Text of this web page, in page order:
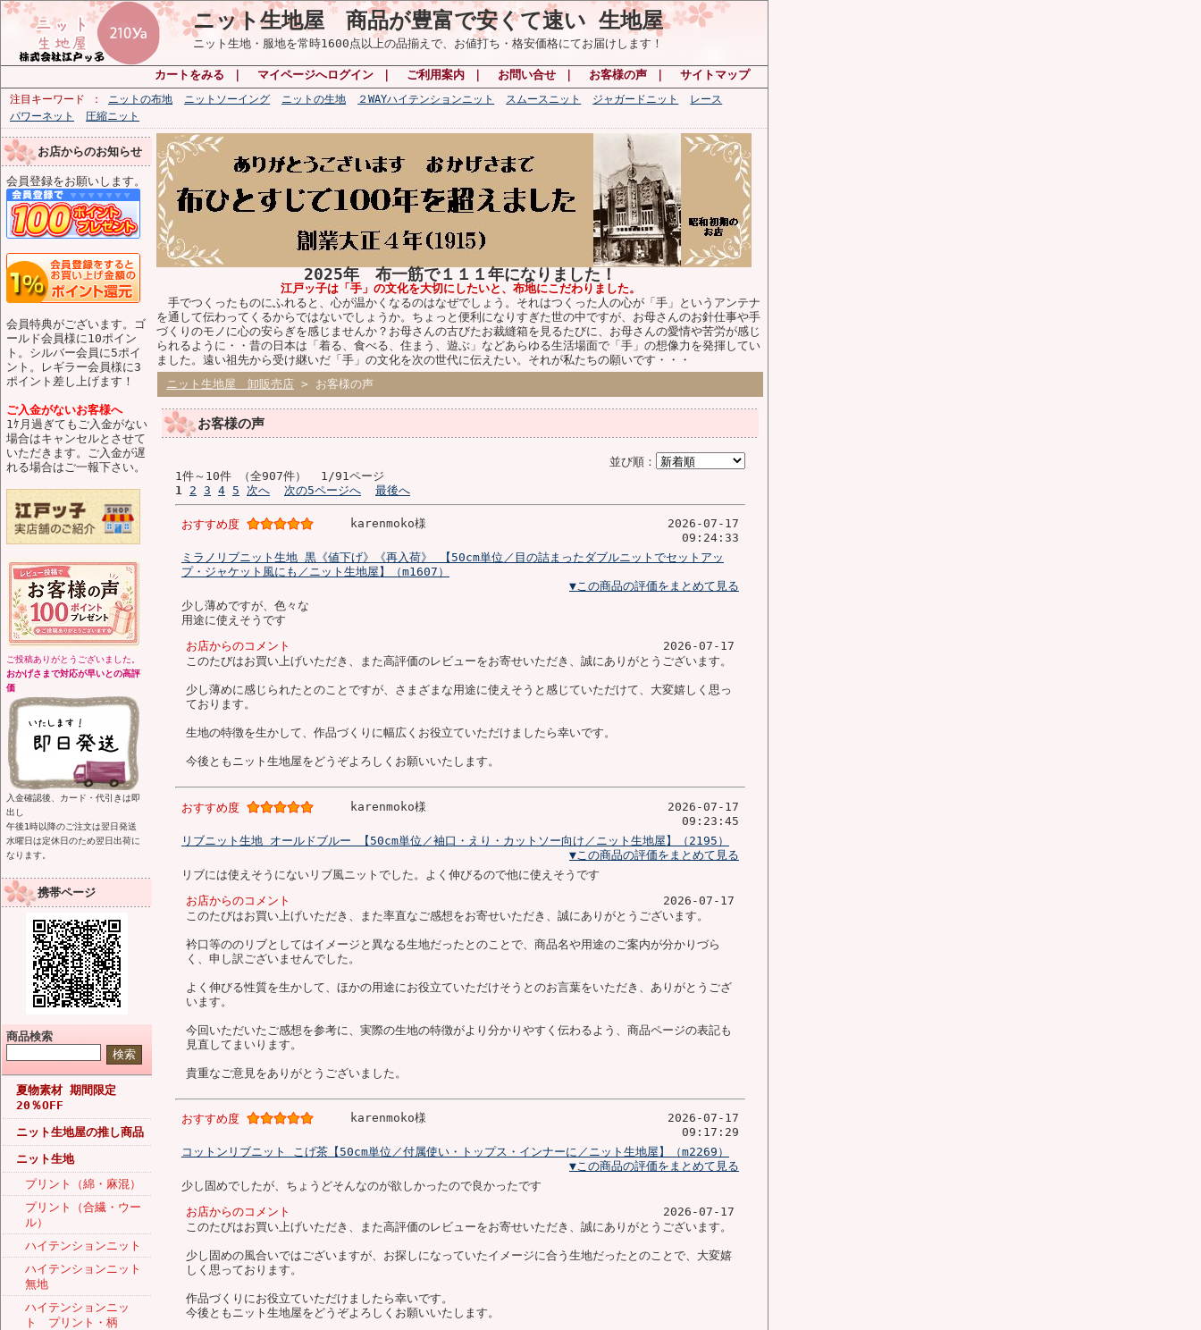
ニット生地屋 商品が豊富で安くて速い 生地屋
ニット生地・服地を常時1600点以上の品揃えで、お値打ち・格安価格にてお届けします！
カートをみる マイページへログイン ご利用案内 お問い合せ お客様の声 サイトマップ
注目キーワード ニットの布地 ニットソーイング ニットの生地 ２WAYハイテンションニット スムースニット ジャガードニット
レース
パワーネット
圧縮ニット
お店からのお知らせ
会員登録をお願いします。
会員特典がございます。ゴ
ールド会員様に10ポイン
ト。シルバー会員に5ポイ
ント。レギラー会員様に3
ポイント差し上げます！
ご入金がないお客様へ
1ｹ月過ぎてもご入金がない
場合はキャンセルとさせて
いただきます。ご入金が遅
れる場合はご一報下さい。
ご投稿ありがとうございました。
おかげさまで対応が早いとの高評
価
入金確認後、カード・代引きは即
出し
午後1時以降のご注文は翌日発送
水曜日は定休日のため翌日出荷に
なります。
携帯ページ
商品検索
夏物素材 期間限定
20％OFF
ニット生地屋の推し商品
ニット生地
プリント（綿・麻混）
プリント（合繊・ウー
ル）
ハイテンションニット
ハイテンションニット
無地
ハイテンションニッ
ト プリント・柄
2025年 布一筋で１１１年になりました！
江戸ッ子は「手」の文化を大切にしたいと、布地にこだわりました。
手でつくったものにふれると、心が温かくなるのはなぜでしょう。それはつくった人の心が「手」というアンテナ
を通して伝わってくるからではないでしょうか。ちょっと便利になりすぎた世の中ですが、お母さんのお針仕事や手
づくりのモノに心の安らぎを感じませんか？お母さんの古びたお裁縫箱を見るたびに、お母さんの愛情や苦労が感じ
られるように・・昔の日本は「着る、食べる、住まう、遊ぶ」などあらゆる生活場面で「手」の想像力を発揮してい
ました。遠い祖先から受け継いだ「手」の文化を次の世代に伝えたい。それが私たちの願いです・・・
ニット生地屋 卸販売店 > お客様の声
お客様の声
並び順：
1件～10件 （全907件） 1/91ページ
1 2 3 4 5 次へ 次の5ページへ 最後へ
おすすめ度 karenmoko様
2026-07-17
09:24:33
ミラノリブニット生地 黒《値下げ》《再入荷》 【50cm単位／目の詰まったダブルニットでセットアッ
プ・ジャケット風にも／ニット生地屋】（m1607）
▼この商品の評価をまとめて見る
少し薄めですが、色々な
用途に使えそうです
お店からのコメント
2026-07-17
このたびはお買い上げいただき、また高評価のレビューをお寄せいただき、誠にありがとうございます。
少し薄めに感じられたとのことですが、さまざまな用途に使えそうと感じていただけて、大変嬉しく思っ
ております。
生地の特徴を生かして、作品づくりに幅広くお役立ていただけましたら幸いです。
今後ともニット生地屋をどうぞよろしくお願いいたします。
おすすめ度 karenmoko様
2026-07-17
09:23:45
リブニット生地 オールドブルー 【50cm単位／袖口・えり・カットソー向け／ニット生地屋】（2195）
▼この商品の評価をまとめて見る
リブには使えそうにないリブ風ニットでした。よく伸びるので他に使えそうです
お店からのコメント
2026-07-17
このたびはお買い上げいただき、また率直なご感想をお寄せいただき、誠にありがとうございます。
衿口等ののリブとしてはイメージと異なる生地だったとのことで、商品名や用途のご案内が分かりづら
く、申し訳ございませんでした。
よく伸びる性質を生かして、ほかの用途にお役立ていただけそうとのお言葉をいただき、ありがとうござ
います。
今回いただいたご感想を参考に、実際の生地の特徴がより分かりやすく伝わるよう、商品ページの表記も
見直してまいります。
貴重なご意見をありがとうございました。
おすすめ度 karenmoko様
2026-07-17
09:17:29
コットンリブニット こげ茶【50cm単位／付属使い・トップス・インナーに／ニット生地屋】（m2269）
▼この商品の評価をまとめて見る
少し固めでしたが、ちょうどそんなのが欲しかったので良かったです
お店からのコメント
2026-07-17
このたびはお買い上げいただき、また高評価のレビューをお寄せいただき、誠にありがとうございます。
少し固めの風合いではございますが、お探しになっていたイメージに合う生地だったとのことで、大変嬉
しく思っております。
作品づくりにお役立ていただけましたら幸いです。
今後ともニット生地屋をどうぞよろしくお願いいたします。